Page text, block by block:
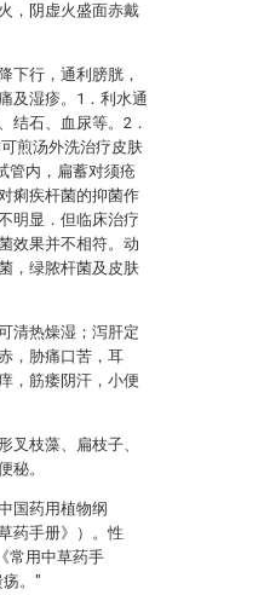
，阴虚火盛面赤戴
下行，通利膀胱，
及湿疹。1．利水通
结石、血尿等。2．
煎汤外洗治疗皮肤
管内，扁蓄对须疮
痢疾杆菌的抑菌作
明显．但临床治疗
效果并不相符。动
，绿脓杆菌及皮肤
清热燥湿；泻肝定
，胁痛口苦，耳
，筋痿阴汗，小便
叉枝藻、扁枝子、
秘。
国药用植物纲
药手册》）。性
常用中草药手
。"